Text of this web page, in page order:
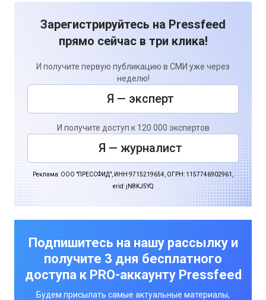
Зарегистрируйтесь на Pressfeed
прямо сейчас в три клика!
И получите первую публикацию в СМИ уже через
неделю!
Я — эксперт
И получите доступ к 120 000 экспертов
Я — журналист
Реклама: ООО "ПРЕССФИД", ИНН 9715219654, ОГРН: 1157746902961,
erid: jN8KJ5YQ
Подпишитесь на нашу рассылку и
получите 3 дня бесплатного
доступа к PRO-аккаунту Pressfeed
Будем присылать самые актуальные материалы,